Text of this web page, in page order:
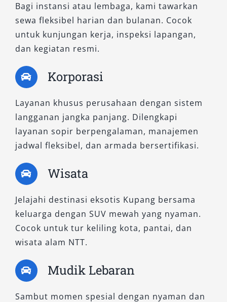
untuk acara keluarga di Kupang atau keperluan
harian, tipe ini adalah pilihan praktis dan
efisien.
2. Pajero Dakar AT 4×2
Bagi yang ingin mengedepankan tampilan
Pajero Dakar yang gagah tanpa harus
menjelajah medan berat, varian AT 4×2 ini
layak dipertimbangkan. Hadir dengan desain
sporty dan kenyamanan berkendara optimal,
tipe ini sangat disukai oleh kalangan
profesional dan pelaku bisnis.
Jika tujuan Anda adalah tampil meyakinkan
sekaligus nyaman di perjalanan, mobil Pajero
Kupang tipe ini mampu memenuhi ekspektasi.
3. Pajero Dakar Ultimate AT 4×2
Meski tanpa kemampuan 4WD, Dakar Ultimate
AT 4×2 menawarkan semua kenyamanan dan
Bagi instansi atau lembaga, kami tawarkan
sewa fleksibel harian dan bulanan. Cocok
untuk kunjungan kerja, inspeksi lapangan,
dan kegiatan resmi.
Korporasi
Layanan khusus perusahaan dengan sistem
langganan jangka panjang. Dilengkapi
layanan sopir berpengalaman, manajemen
jadwal fleksibel, dan armada bersertifikasi.
Wisata
Jelajahi destinasi eksotis Kupang bersama
keluarga dengan SUV mewah yang nyaman.
Cocok untuk tur keliling kota, pantai, dan
wisata alam NTT.
Mudik Lebaran
Sambut momen spesial dengan nyaman dan